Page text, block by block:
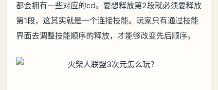
都会拥有一些对应的cd。要想释放第2段就必须要释放
第1段，这其实就是一个连接技能。玩家只有通过技能
界面去调整技能顺序的释放，才能够改变先后顺序。